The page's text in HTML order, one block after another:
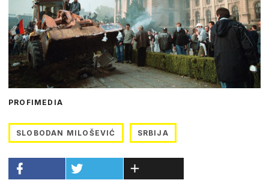
PROFIMEDIA
SLOBODAN MILOŠEVIĆ SRBIJA